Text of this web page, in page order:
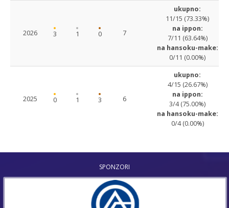
2026 3 1 0 7
ukupno:
11/15 (73.33%)
na ippon:
7/11 (63.64%)
na hansoku-make:
0/11 (0.00%)
2025 0 1 3 6
ukupno:
4/15 (26.67%)
na ippon:
3/4 (75.00%)
na hansoku-make:
0/4 (0.00%)
SPONZORI